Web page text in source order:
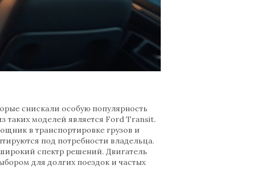
снискали особую популярность
таких моделей является Ford Transit.
в транспортировке грузов и
под потребности владельца.
спектр решений. Двигатель
для долгих поездок и частых